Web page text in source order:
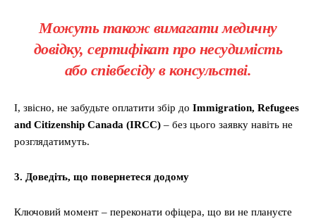
Можуть також вимагати медичну
довідку, сертифікат про несудимість
або співбесіду в консульстві.
І, звісно, не забудьте оплатити збір до Immigration, Refugees
and Citizenship Canada (IRCC) – без цього заявку навіть не
розглядатимуть.
3. Доведіть, що повернетеся додому
Ключовий момент – переконати офіцера, що ви не плануєте